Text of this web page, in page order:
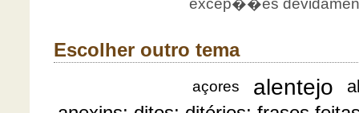
excep��es
Escolher outro tema
açores alentejo